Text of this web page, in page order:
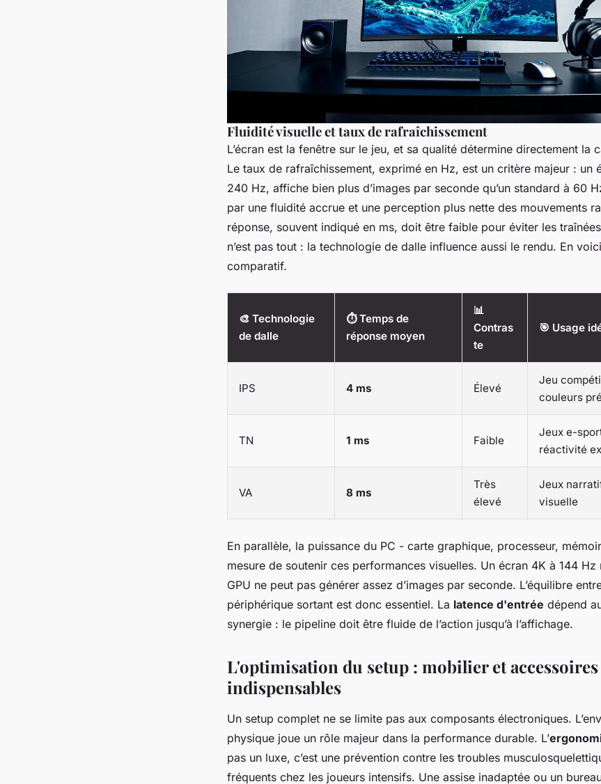
Fluidité visuelle et taux de rafraîchissement
L’écran est la fenêtre sur le jeu, et sa qualité détermine directement la
Le taux de rafraîchissement, exprimé en Hz, est un critère majeur : un
240 Hz, affiche bien plus d’images par seconde qu’un standard à 60
par une fluidité accrue et une perception plus nette des mouvements
réponse, souvent indiqué en ms, doit être faible pour éviter les
n’est pas tout : la technologie de dalle influence aussi le rendu. En
comparatif.
🎨 Technologie
de dalle
⏱️ Temps de
réponse moyen
📊
Contras
te
🎯 Usage
IPS 4 ms Élevé
Jeu
couleurs
TN 1 ms Faible
Jeux e-
réactivité
VA 8 ms
Très
élevé
Jeux
visuelle
En parallèle, la puissance du PC - carte graphique, processeur,
mesure de soutenir ces performances visuelles. Un écran 4K à 144 Hz
GPU ne peut pas générer assez d’images par seconde. L’équilibre
périphérique sortant est donc essentiel. La latence d'entrée dépend
synergie : le pipeline doit être fluide de l’action jusqu’à l’affichage.
L'optimisation du setup : mobilier et accessoires
indispensables
Un setup complet ne se limite pas aux composants électroniques.
physique joue un rôle majeur dans la performance durable. L’
pas un luxe, c’est une prévention contre les troubles
fréquents chez les joueurs intensifs. Une assise inadaptée ou un